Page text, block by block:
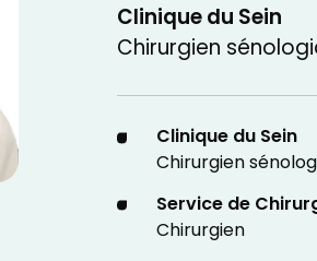
Clinique du Sein
Chirurgien
Clinique du Sein
Chirurgien
Service de
Chirurgien